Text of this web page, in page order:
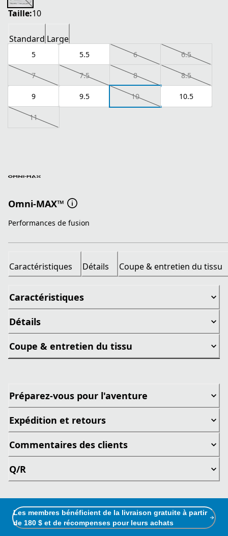
Taille:10
Standard Large
5 5.5 6 6.5
7 7.5 8 8.5
9 9.5 10 10.5
11
Omni-MAX™
Performances de fusion
Caractéristiques Détails Coupe & entretien du tissu
Caractéristiques
Détails
Coupe & entretien du tissu
Préparez-vous pour l'aventure
Expédition et retours
Commentaires des clients
Q/R
Les membres bénéficient de la livraison gratuite à partir
de 180 $ et de récompenses pour leurs achats